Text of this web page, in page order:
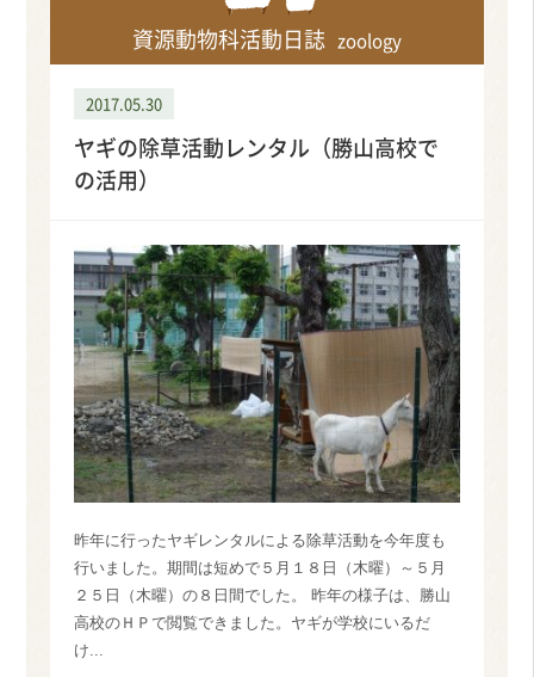
資源動物科活動日誌 zoology
2017.05.30
ヤギの除草活動レンタル（勝山高校で
の活用）
昨年に行ったヤギレンタルによる除草活動を今年度も
行いました。期間は短めで５月１８日（木曜）～５月
２５日（木曜）の８日間でした。 昨年の様子は、勝山
高校のＨＰで閲覧できました。ヤギが学校にいるだ
け...